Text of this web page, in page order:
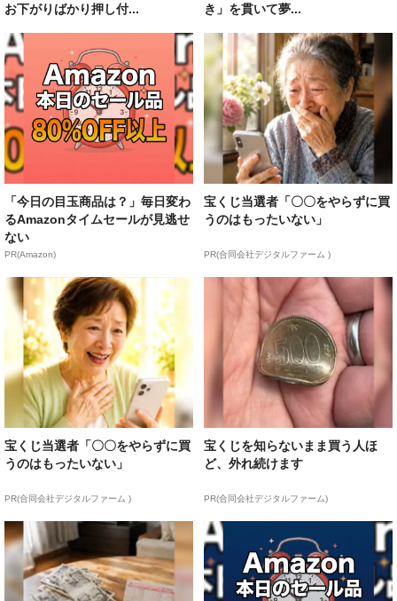
お下がりばかり押し付...
き」を貫いて夢...
「今日の目玉商品は？」毎日変わ
るAmazonタイムセールが見逃せ
ない
PR(Amazon)
宝くじ当選者「〇〇をやらずに買
うのはもったいない」
PR(合同会社デジタルファーム )
宝くじ当選者「〇〇をやらずに買
うのはもったいない」
PR(合同会社デジタルファーム )
宝くじを知らないまま買う人ほ
ど、外れ続けます
PR(合同会社デジタルファーム)